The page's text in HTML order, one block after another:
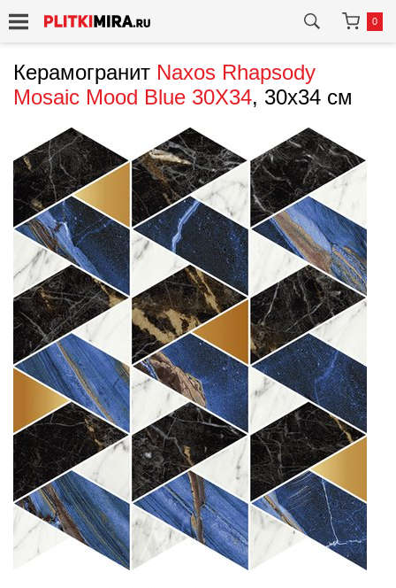
0
Керамогранит Naxos Rhapsody
Mosaic Mood Blue 30X34, 30x34 см